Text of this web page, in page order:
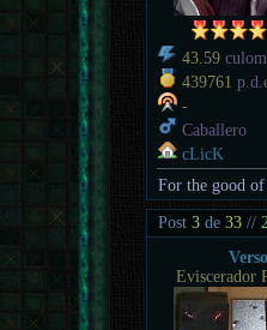
43.59
439761
-
Caballero
cLicK
For the good
Post3 de33 //
Verso
Eviscerador